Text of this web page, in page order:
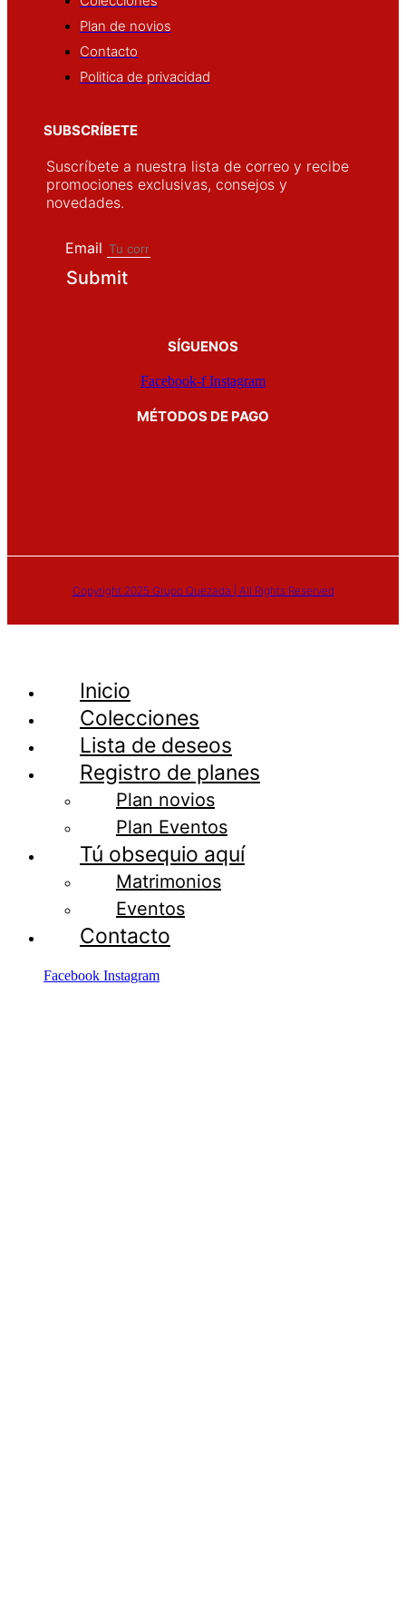
Plan de novios
Contacto
Politica de privacidad
SUBSCRÍBETE
Suscríbete a nuestra lista de correo y recibe
promociones exclusivas, consejos y
novedades.
Email
Submit
SÍGUENOS
Facebook-f Instagram
MÉTODOS DE PAGO
Copyright 2025 Grupo Quezada | All Rights Reserved
Inicio
Colecciones
Lista de deseos
Registro de planes
Plan novios
Plan Eventos
Tú obsequio aquí
Matrimonios
Eventos
Contacto
Facebook Instagram